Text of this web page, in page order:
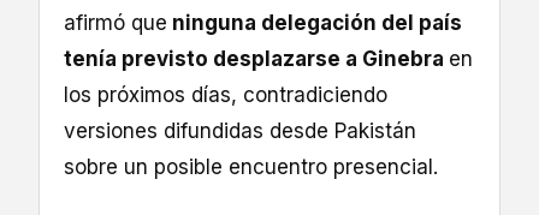
afirmó que ninguna delegación del país
tenía previsto desplazarse a Ginebra en
los próximos días, contradiciendo
versiones difundidas desde Pakistán
sobre un posible encuentro presencial.